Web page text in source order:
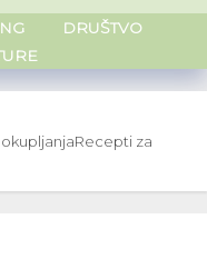
DRUŠTVO
Recepti za